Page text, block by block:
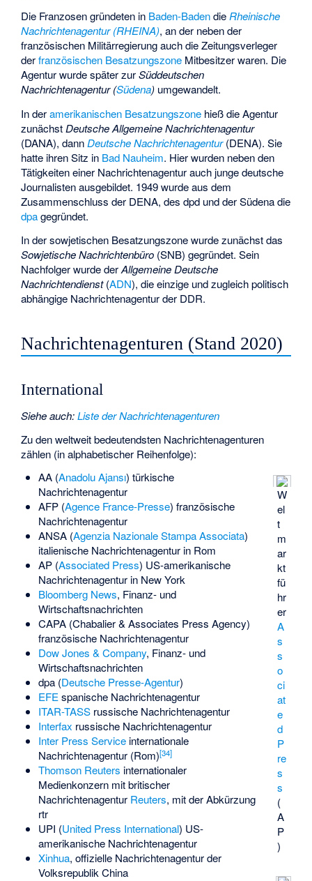
Die Franzosen gründeten in Baden-Badendie Rheinische
Nachrichtenagentur (RHEINA), an der neben der
französischen Militärregierung auch die Zeitungsverleger
derfranzösischen Besatzungszone Mitbesitzer waren. Die
Agentur wurde später zurSüddeutschen
Nachrichtenagentur (Südena) umgewandelt.
In deramerikanischen Besatzungszone hieß die Agentur
zunächstDeutsche Allgemeine Nachrichtenagentur
(DANA), dannDeutsche Nachrichtenagentur(DENA). Sie
hatte ihren Sitz in Bad Nauheim. Hier wurden neben den
Tätigkeiten einer Nachrichtenagentur auch junge deutsche
Journalisten ausgebildet. 1949 wurde aus dem
Zusammenschluss der DENA, des dpd und der Südena die
dpagegründet.
In der sowjetischen Besatzungszone wurde zunächst das
Sowjetische Nachrichtenbüro (SNB) gegründet. Sein
Nachfolger wurde derAllgemeine Deutsche
Nachrichtendienst(ADN), die einzige und zugleich politisch
abhängige Nachrichtenagentur der DDR.
Nachrichtenagenturen (Stand 2020)
International
Siehe auch:Liste der Nachrichtenagenturen
Zu den weltweit bedeutendsten Nachrichtenagenturen
zählen (in alphabetischer Reihenfolge):
W
el
t
m
ar
kt
fü
hr
er
A
s
s
o
ci
at
e
d
P
re
s
s
(
A
P
)
AA (Anadolu Ajansı) türkische
Nachrichtenagentur
AFP (Agence France-Presse) französische
Nachrichtenagentur
ANSA (Agenzia Nazionale Stampa Associata)
italienische Nachrichtenagentur in Rom
AP (Associated Press) US-amerikanische
Nachrichtenagentur in New York
Bloomberg News, Finanz- und
Wirtschaftsnachrichten
CAPA (Chabalier & Associates Press Agency)
französische Nachrichtenagentur
Dow Jones & Company, Finanz- und
Wirtschaftsnachrichten
dpa (Deutsche Presse-Agentur)
EFEspanische Nachrichtenagentur
ITAR-TASSrussische Nachrichtenagentur
Interfax russische Nachrichtenagentur
Inter Press Serviceinternationale
Nachrichtenagentur (Rom)[34]
Thomson Reuters internationaler
Medienkonzern mit britischer
Nachrichtenagentur Reuters, mit der Abkürzung
rtr
UPI (United Press International) US-
amerikanische Nachrichtenagentur
Xinhua, offizielle Nachrichtenagentur der
Volksrepublik China